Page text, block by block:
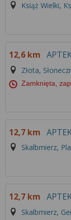
Książ Wielki,
12,6 km
Złota,
Zamknięta,
12,7 km
Skalbmierz,
12,7 km
Skalbmierz,